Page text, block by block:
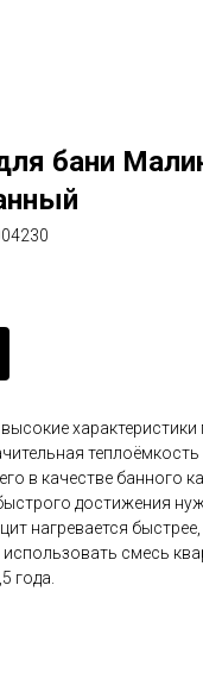
бани
в качестве банного
достижения
нагревается
использовать смесь
года.